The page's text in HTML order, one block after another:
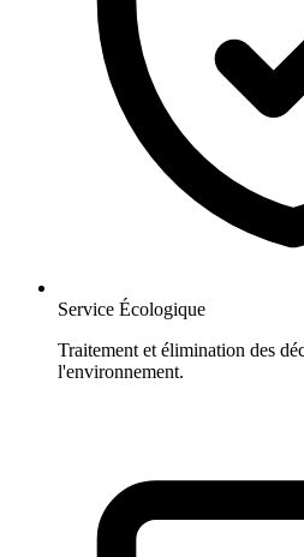
Service Écologique
Traitement et élimination des
l'environnement.